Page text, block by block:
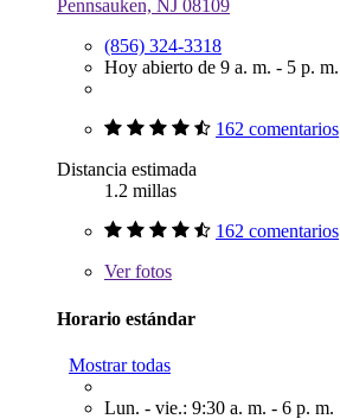
Pennsauken, NJ 08109
(856) 324-3318
Hoy abierto de 9 a. m. - 5 p. m.
162 comentarios
Distancia estimada
1.2 millas
162 comentarios
Verfotos
Horario estándar
Mostrar todas
Lun. - vie.: 9:30 a. m. - 6 p. m.